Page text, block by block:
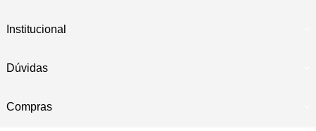
Institucional
Dúvidas
Compras